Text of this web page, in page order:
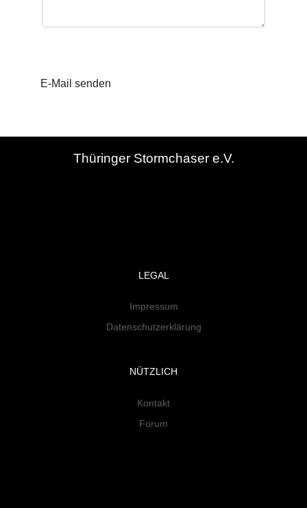
E-Mail senden
Thüringer Stormchaser e.V.
LEGAL
Impressum
Datenschutzerklärung
NÜTZLICH
Kontakt
Forum